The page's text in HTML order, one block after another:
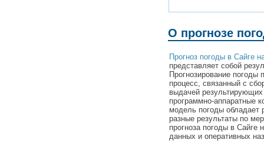
О прогнозе
Прогноз погоды в Сайге
представляет собой
Прогнозирование погоды
процесс, связанный с
выдачей
программно-аппаратные
модель погоды обладает
разные результаты по
прогноза погоды в
данных и оперативных